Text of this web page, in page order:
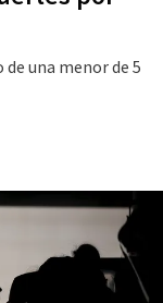
una menor de 5